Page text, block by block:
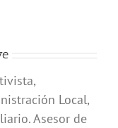
Local,
Asesor de